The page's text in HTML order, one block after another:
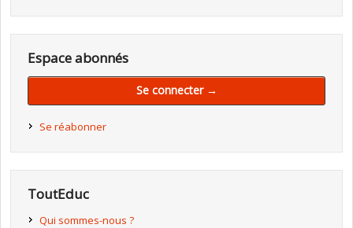
Espace abonnés
Se connecter →
Se réabonner
ToutEduc
Qui sommes-nous ?